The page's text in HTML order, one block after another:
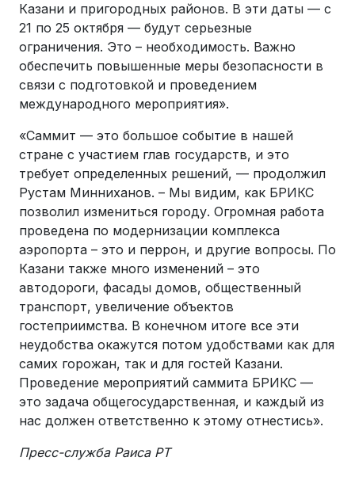
Казани и пригородных районов. В эти даты — с
21 по 25 октября — будут серьезные
ограничения. Это – необходимость. Важно
обеспечить повышенные меры безопасности в
связи с подготовкой и проведением
международного мероприятия».
«Саммит — это большое событие в нашей
стране с участием глав государств, и это
требует определенных решений, — продолжил
Рустам Минниханов. – Мы видим, как БРИКС
позволил измениться городу. Огромная работа
проведена по модернизации комплекса
аэропорта – это и перрон, и другие вопросы. По
Казани также много изменений – это
автодороги, фасады домов, общественный
транспорт, увеличение объектов
гостеприимства. В конечном итоге все эти
неудобства окажутся потом удобствами как для
самих горожан, так и для гостей Казани.
Проведение мероприятий саммита БРИКС —
это задача общегосударственная, и каждый из
нас должен ответственно к этому отнестись».
Пресс-служба Раиса РТ